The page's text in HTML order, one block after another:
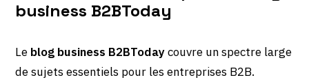
business B2BToday
Le blog business B2BTodaycouvre un spectre large
de sujets essentiels pour les entreprises B2B.